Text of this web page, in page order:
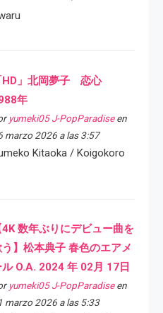
HD」北岡夢子 恋心
年
yumeki05 J-PopParadiseen
marzo 2026 a las 3:57
Kitaoka / Koigokoro
4K 数年ぶりにデビュー曲を
】松本典子 春色のエアメ
ル O.A. 2024 年 02月 17日
yumeki05 J-PopParadiseen
marzo 2026 a las 5:33